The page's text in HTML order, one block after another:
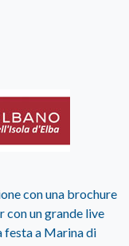
con una brochure
un grande live
festa a Marina di